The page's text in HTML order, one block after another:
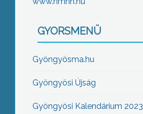
GYORSMENÜ
Gyöngyösma.hu
Gyöngyösi Újság
Gyöngyösi Kalendárium 2023